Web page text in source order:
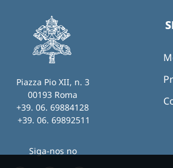
Piazza Pio XII, n. 3
00193 Roma
+39. 06. 69884128
+39. 06. 69892511
Siga-nos no